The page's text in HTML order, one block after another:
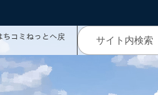
コミねっとへ戻